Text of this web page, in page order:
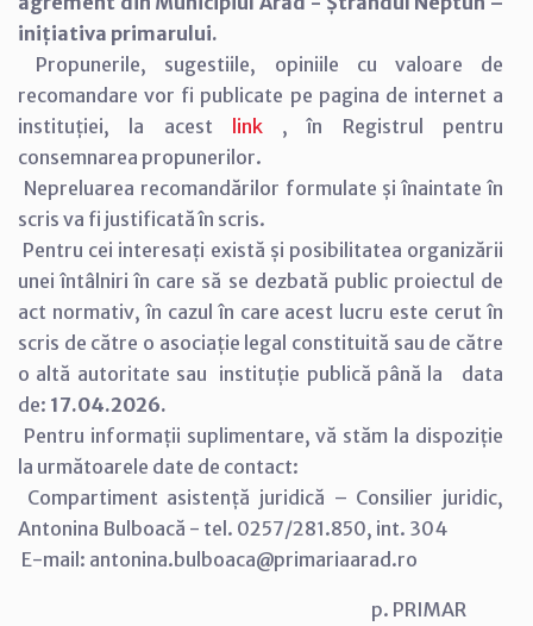
inițiativa primarului.
Propunerile, sugestiile, opiniile cu valoare de
recomandare vor fi publicate pe pagina de internet a
instituției, la acest link, în Registrul pentru
consemnarea propunerilor.
Nepreluarea recomandărilor formulate și înaintate în
scris va fi justificată în scris.
Pentru cei interesați există și posibilitatea organizării
unei întâlniri în care să se dezbată public proiectul de
act normativ, în cazul în care acest lucru este cerut în
scris de către o asociație legal constituită sau de către
o altă autoritate sau instituție publică până la data
de: 17.04.2026.
Pentru informații suplimentare, vă stăm la dispoziție
la următoarele date de contact:
Compartiment asistență juridică – Consilier juridic,
Antonina Bulboacă - tel. 0257/281.850, int. 304
E-mail: antonina.bulboaca@primariaarad.ro
p. PRIMAR